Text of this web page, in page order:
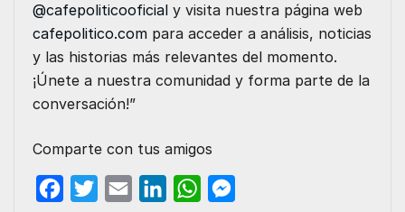
@cafepoliticooficial y visita nuestra página web
cafepolitico.com para acceder a análisis, noticias
y las historias más relevantes del momento.
¡Únete a nuestra comunidad y forma parte de la
conversación!”
Comparte con tus amigos
W